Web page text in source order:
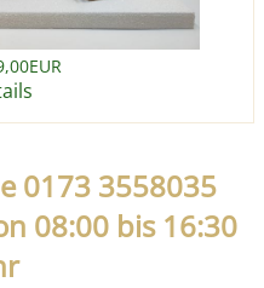
0173 3558035
08:00 bis 16:30